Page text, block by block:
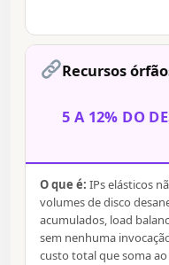
Recursos
5 A 12% DO
O que é: IPs elásticos
volumes de disco
acumulados, load
sem nenhuma
custo total que soma